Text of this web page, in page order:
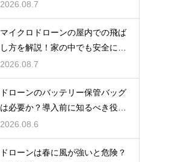
やさしく解説
2026.08.7
マイクロドローンの屋内での飛ば
し方を解説！家の中でも安全に楽
しむ基本ルール
2026.08.7
ドローンのバッテリー保管バッグ
は必要か？導入前に知るべき役割
を解説
2026.08.6
ドローンは春に風が強いと危険？